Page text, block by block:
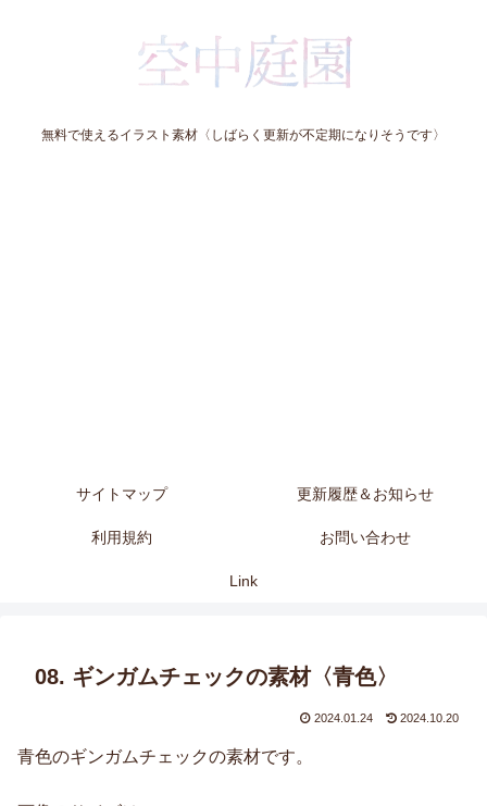
無料で使えるイラスト素材〈しばらく更新が不定期になりそうです〉
サイトマップ 更新履歴＆お知らせ
利用規約 お問い合わせ
Link
08. ギンガムチェックの素材〈青色〉
2024.01.24 2024.10.20
青色のギンガムチェックの素材です。